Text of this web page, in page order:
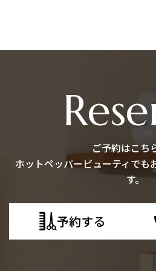
ご予約はこち
ホットペッパービューティでも
す。
予約する